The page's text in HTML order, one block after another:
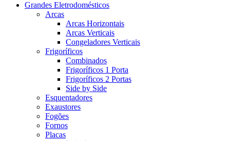
Grandes Eletrodomésticos
Arcas
Arcas Horizontais
Arcas Verticais
Congeladores Verticais
Frigoríficos
Combinados
Frigoríficos 1 Porta
Frigoríficos 2 Portas
Side by Side
Esquentadores
Exaustores
Fogões
Fornos
Placas